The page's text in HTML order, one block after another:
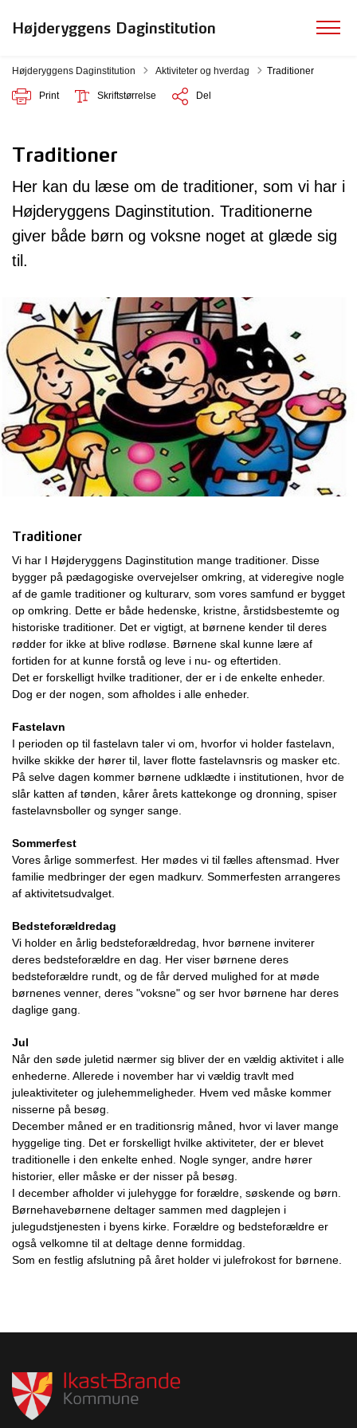
Højderyggens Daginstitution
Højderyggens Daginstitution Tilbage til
Aktiviteter og hverdag Traditioner
Print Skriftstørrelse Del
Traditioner
Her kan du læse om de traditioner, som vi har i
Højderyggens Daginstitution. Traditionerne
giver både børn og voksne noget at glæde sig
til.
Traditioner
Vi har I Højderyggens Daginstitution mange traditioner. Disse
bygger på pædagogiske overvejelser omkring, at videregive nogle
af de gamle traditioner og kulturarv, som vores samfund er bygget
op omkring. Dette er både hedenske, kristne, årstidsbestemte og
historiske traditioner. Det er vigtigt, at børnene kender til deres
rødder for ikke at blive rodløse. Børnene skal kunne lære af
fortiden for at kunne forstå og leve i nu- og eftertiden.
Det er forskelligt hvilke traditioner, der er i de enkelte enheder.
Dog er der nogen, som afholdes i alle enheder.
Fastelavn
I perioden op til fastelavn taler vi om, hvorfor vi holder fastelavn,
hvilke skikke der hører til, laver flotte fastelavnsris og masker etc.
På selve dagen kommer børnene udklædte i institutionen, hvor de
slår katten af tønden, kårer årets kattekonge og dronning, spiser
fastelavnsboller og synger sange.
Sommerfest
Vores årlige sommerfest. Her mødes vi til fælles aftensmad. Hver
familie medbringer der egen madkurv. Sommerfesten arrangeres
af aktivitetsudvalget.
Bedsteforældredag
Vi holder en årlig bedsteforældredag, hvor børnene inviterer
deres bedsteforældre en dag. Her viser børnene deres
bedsteforældre rundt, og de får derved mulighed for at møde
børnenes venner, deres "voksne" og ser hvor børnene har deres
daglige gang.
Jul
Når den søde juletid nærmer sig bliver der en vældig aktivitet i alle
enhederne. Allerede i november har vi vældig travlt med
juleaktiviteter og julehemmeligheder. Hvem ved måske kommer
nisserne på besøg.
December måned er en traditionsrig måned, hvor vi laver mange
hyggelige ting. Det er forskelligt hvilke aktiviteter, der er blevet
traditionelle i den enkelte enhed. Nogle synger, andre hører
historier, eller måske er der nisser på besøg.
I december afholder vi julehygge for forældre, søskende og børn.
Børnehavebørnene deltager sammen med dagplejen i
julegudstjenesten i byens kirke. Forældre og bedsteforældre er
også velkomne til at deltage denne formiddag.
Som en festlig afslutning på året holder vi julefrokost for børnene.